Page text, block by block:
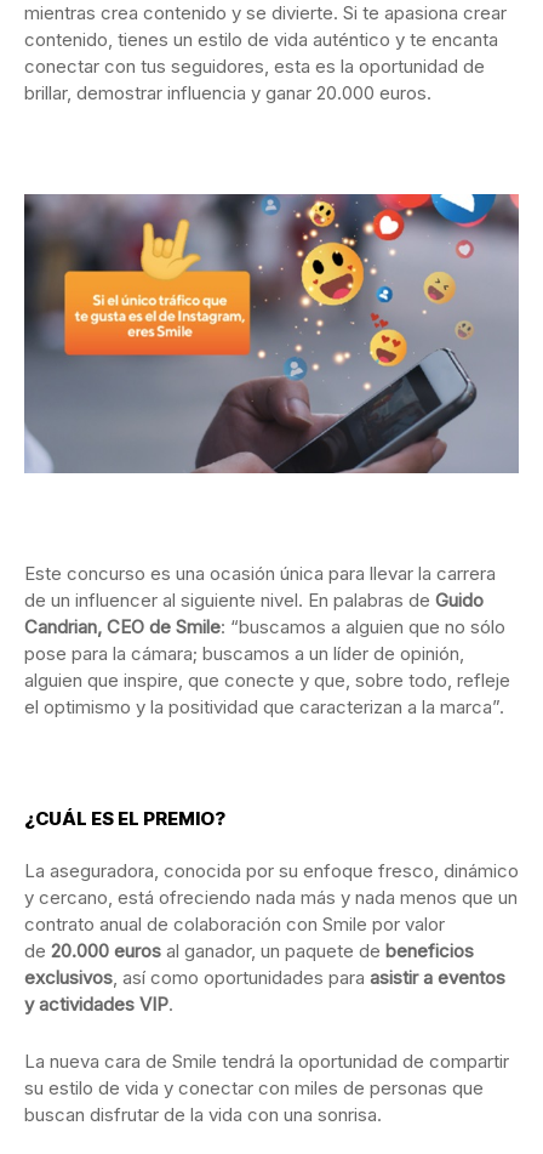
mientras crea contenido y se divierte. Si te apasiona crear
contenido, tienes un estilo de vida auténtico y te encanta
conectar con tus seguidores, esta es la oportunidad de
brillar, demostrar influencia y ganar 20.000 euros.
Este concurso es una ocasión única para llevar la carrera
de un influencer al siguiente nivel. En palabras de Guido
Candrian, CEO de Smile: “buscamos a alguien que no sólo
pose para la cámara; buscamos a un líder de opinión,
alguien que inspire, que conecte y que, sobre todo, refleje
el optimismo y la positividad que caracterizan a la marca”.
¿CUÁL ES EL PREMIO?
La aseguradora, conocida por su enfoque fresco, dinámico
y cercano, está ofreciendo nada más y nada menos que un
contrato anual de colaboración con Smile por valor
de 20.000 euros al ganador, un paquete de beneficios
exclusivos , así como oportunidades para asistir a eventos
y actividades VIP.
La nueva cara de Smile tendrá la oportunidad de compartir
su estilo de vida y conectar con miles de personas que
buscan disfrutar de la vida con una sonrisa.